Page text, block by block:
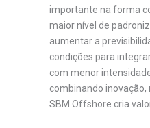
importante na forma
maior nível de
aumentar a
condições para
com menor
combinando
SBM Offshore cria